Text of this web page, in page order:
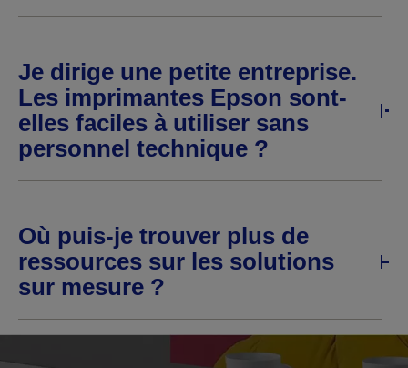
Je dirige une petite entreprise.
Les imprimantes Epson sont-
elles faciles à utiliser sans
personnel technique ?
Où puis-je trouver plus de
ressources sur les solutions
sur mesure ?